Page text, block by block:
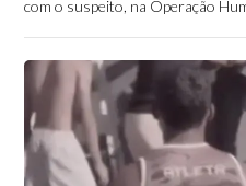
com o suspeito, na Operação